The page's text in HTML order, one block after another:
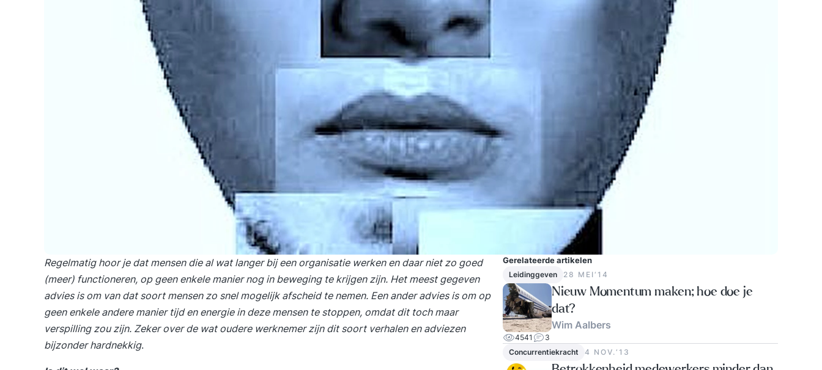
Regelmatig hoor je dat mensen die al wat langer bij een organisatie werken en daar niet zo goed
(meer) functioneren, op geen enkele manier nog in beweging te krijgen zijn. Het meest gegeven
advies is om van dat soort mensen zo snel mogelijk afscheid te nemen. Een ander advies is om op
geen enkele andere manier tijd en energie in deze mensen te stoppen, omdat dit toch maar
verspilling zou zijn. Zeker over de wat oudere werknemer zijn dit soort verhalen en adviezen
bijzonder hardnekkig.
Gerelateerde artikelen
Leidinggeven 28 MEI‘14
Nieuw Momentum maken; hoe doe je
dat?
Wim Aalbers
4541
3
Concurrentiekracht
4 NOV.‘13